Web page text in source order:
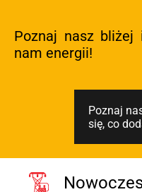
Poznaj nasz
nam energii!
Poznaj
się, co